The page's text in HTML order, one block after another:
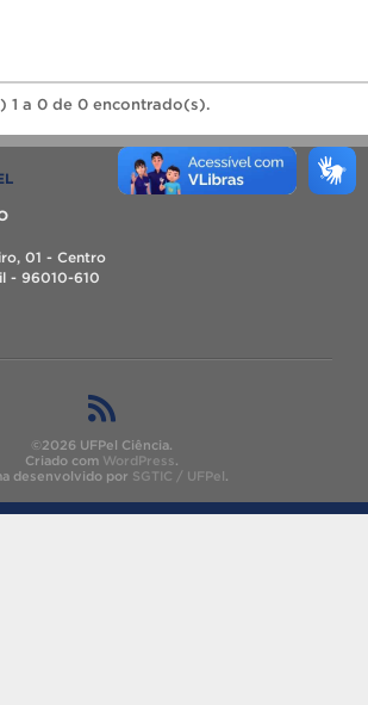
1 a 0 de 0 encontrado(s).
01 - Centro
- 96010-610
©2026 UFPel Ciência.
Criado com WordPress.
desenvolvido por SGTIC / UFPel.